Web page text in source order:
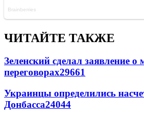
ЧИТАЙТЕ ТАКЖЕ
Зеленский сделал заявление
переговорах29661
Украинцы определились
Донбасса24044